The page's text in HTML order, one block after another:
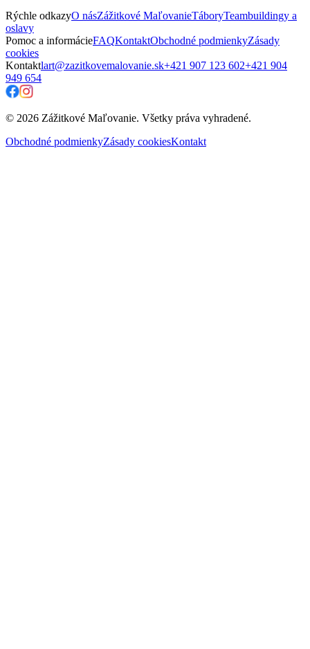
Rýchle odkazyO násZážitkové MaľovanieTáboryTeambuildingy a
oslavy
Pomoc a informácieFAQKontaktObchodné podmienkyZásady
cookies
Kontaktlart@zazitkovemalovanie.sk+421 907 123 602+421 904
949 654
© 2026 Zážitkové Maľovanie. Všetky práva vyhradené.
Obchodné podmienkyZásady cookiesKontakt